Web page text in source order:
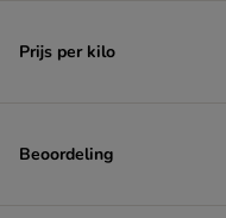
Prijs per kilo
Beoordeling